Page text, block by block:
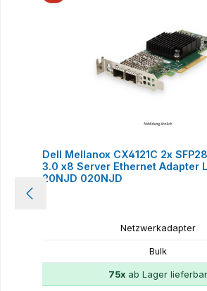
Dell Mellanox CX4121C 2x
3.0 x8 Server Ethernet Adapter
20NJD 020NJD
Netzwerkadapter
Bulk
75xab Lager lieferbar